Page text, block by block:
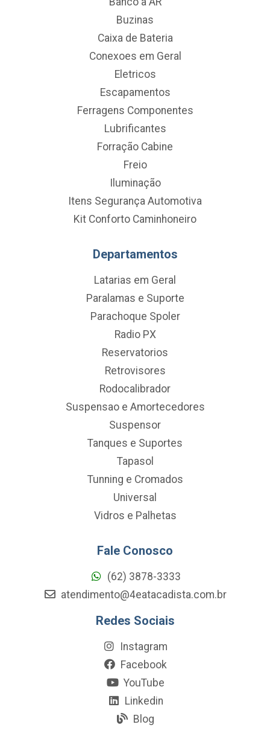
Buzinas
Caixa de Bateria
Conexoes em Geral
Eletricos
Escapamentos
Ferragens Componentes
Lubrificantes
Forração Cabine
Freio
Iluminação
Itens Segurança Automotiva
Kit Conforto Caminhoneiro
Departamentos
Latarias em Geral
Paralamas e Suporte
Parachoque Spoler
Radio PX
Reservatorios
Retrovisores
Rodocalibrador
Suspensao e Amortecedores
Suspensor
Tanques e Suportes
Tapasol
Tunning e Cromados
Universal
Vidros e Palhetas
Fale Conosco
(62) 3878-3333
atendimento@4eatacadista.com.br
Redes Sociais
Instagram
Facebook
YouTube
Linkedin
Blog